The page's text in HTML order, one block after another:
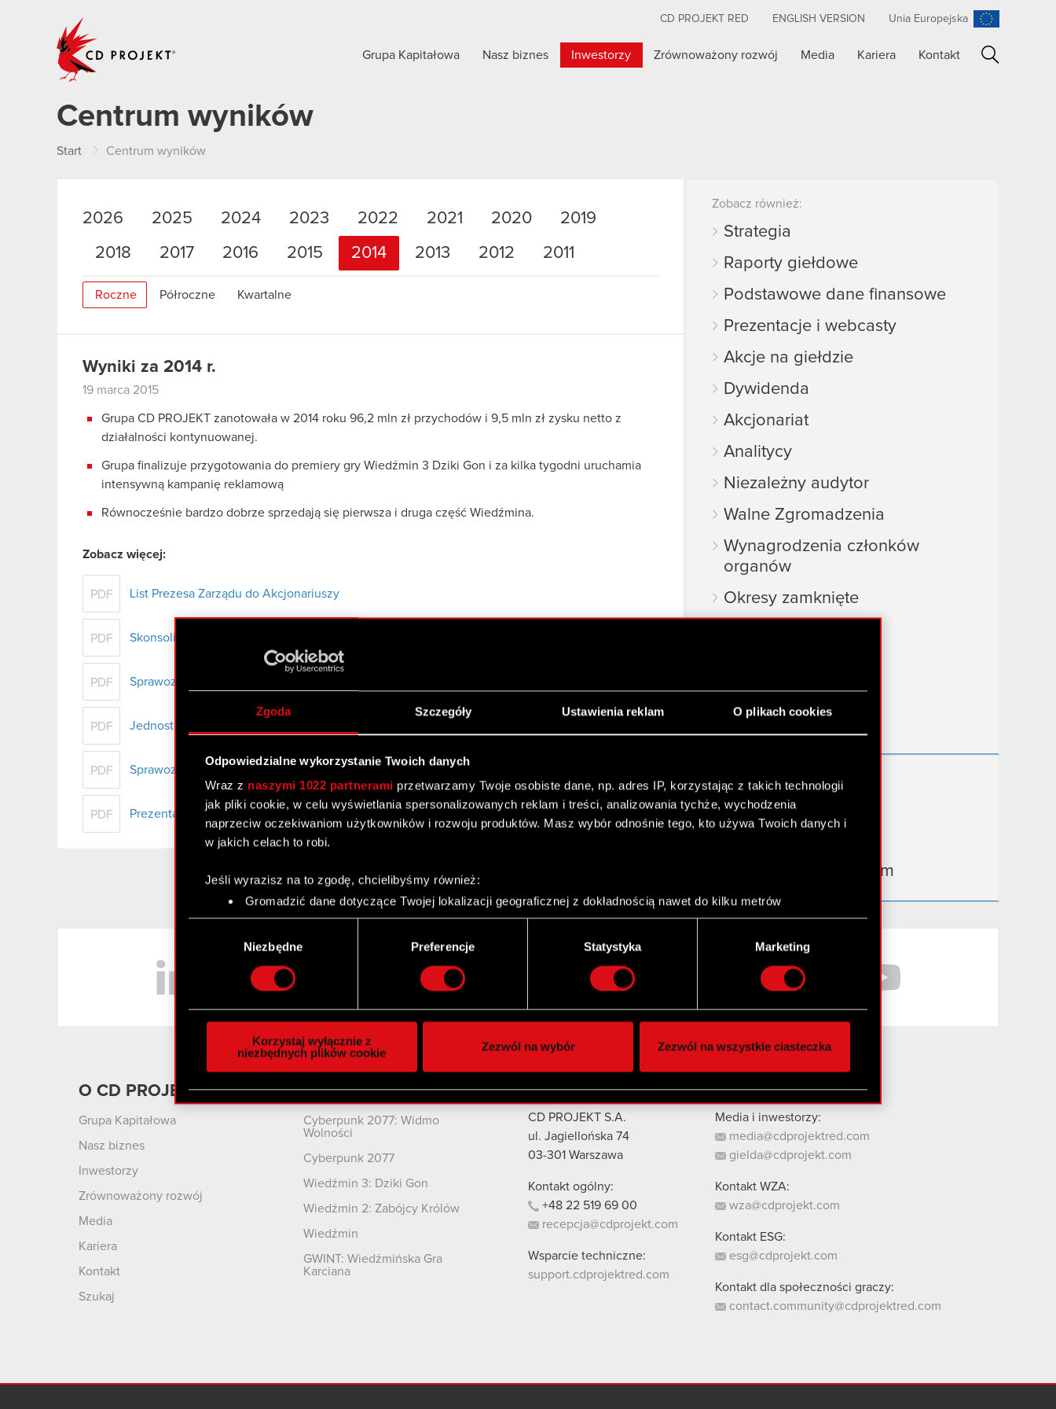
Zgoda Szczegóły Ustawienia reklam O plikach cookies
Odpowiedzialne wykorzystanie Twoich danych
Wraz z naszymi 1022 partnerami przetwarzamy Twoje osobiste dane, np. adres IP, korzystając z takich technologii
jak pliki cookie, w celu wyświetlania spersonalizowanych reklam i treści, analizowania tychże, wychodzenia
naprzeciw oczekiwaniom użytkowników i rozwoju produktów. Masz wybór odnośnie tego, kto używa Twoich danych i
w jakich celach to robi.
Jeśli wyrazisz na to zgodę, chcielibyśmy również:
Gromadzić dane dotyczące Twojej lokalizacji geograficznej z dokładnością nawet do kilku metrów
Identyfikować Twoje urządzenie, aktywnie analizując charakteryzującego je zbiory danych (fingerprinting,
Dowiedz się więcej odnośnie tego, jak Twoje osobiste dane są przetwarzane oraz ustaw własne preferencje w
szczegółów . W Deklaracji plików cookie możesz zmienić lub wycofać swoją zgodę w dowolnej chwili.
Wykorzystujemy pliki cookie do spersonalizowania treści i reklam, aby oferować funkcje społecznościowe i
społecznościowym, reklamowym i analitycznym. Partnerzy mogą połączyć te informacje z innymi danymi
otrzymanymi od Ciebie lub uzyskanymi podczas korzystania z ich usług. Kontynuując korzystanie z naszej witryny,
zgadasz się na używanie plików cookie.
Niezbędne Preferencje Statystyka Marketing
Korzystaj wyłącznie z
niezbędnych plików cookie
Zezwól na wybór Zezwól na wszystkie ciasteczka
CD PROJEKT RED ENGLISH VERSION Unia Europejska
Grupa Kapitałowa Nasz biznes Inwestorzy Zrównoważony rozwój Media Kariera Kontakt
Centrum wyników
Start Centrum wyników
2026 2025 2024 2023 2022 2021 2020
2019
2018
2017 2016 2015 2014 2013 2012 2011
Roczne Półroczne Kwartalne
Wyniki za 2014 r.
19 marca 2015
Grupa CD PROJEKT zanotowała w 2014 roku 96,2 mln zł przychodów i 9,5 mln zł zysku netto z
działalności kontynuowanej.
Grupa finalizuje przygotowania do premiery gry Wiedźmin 3 Dziki Gon i za kilka tygodni uruchamia
intensywną kampanię reklamową
Równocześnie bardzo dobrze sprzedają się pierwsza i druga część Wiedźmina.
Zobacz więcej:
PDF List Prezesa Zarządu do Akcjonariuszy
PDF Skonsolidowane sprawozdanie finansowe Grupy Kapitałowej CD PROJEKT za 2014 r.
PDF Sprawozdanie Zarządu z działalności Grupy Kapitałowej CD PROJEKT za 2014 r.
PDF Jednostkowe sprawozdanie finansowe CD PROJEKT S.A. za 2014 r.
PDF Sprawozdanie Zarządu z działalności CD PROJEKT S.A. za 2014 r.
PDF Prezentacja Grupy CD PROJEKT - wyniki FY 2014
Zobacz również:
Strategia
Raporty giełdowe
Podstawowe dane finansowe
Prezentacje i webcasty
Akcje na giełdzie
Dywidenda
Akcjonariat
Analitycy
Niezależny audytor
Walne Zgromadzenia
Wynagrodzenia członków
organów
Okresy zamknięte
Przydatne linki
Kontakt IR
Dowiedz się więcej:
thewitcher.com
gear.cdprojektred.com
Facebook
O CD PROJEKT
Grupa Kapitałowa
Nasz biznes
Inwestorzy
Zrównoważony rozwój
Media
Kariera
Kontakt
Szukaj
Produkty
Cyberpunk 2077: Widmo
Wolności
Cyberpunk 2077
Wiedźmin 3: Dziki Gon
Wiedźmin 2: Zabójcy Królów
Wiedźmin
GWINT: Wiedźmińska Gra
Karciana
Kontakt
CD PROJEKT S.A.
ul. Jagiellońska 74
03-301 Warszawa
Kontakt ogólny:
+48 22 519 69 00
recepcja@cdprojekt.com
Wsparcie techniczne:
support.cdprojektred.com
Media i inwestorzy:
media@cdprojektred.com
gielda@cdprojekt.com
Kontakt WZA:
wza@cdprojekt.com
Kontakt ESG:
esg@cdprojekt.com
Kontakt dla społeczności graczy:
contact.community@cdprojektred.com